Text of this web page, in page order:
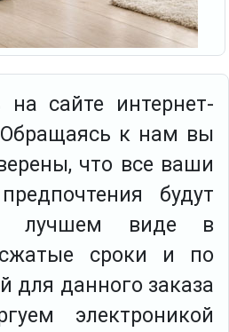
на сайте интернет-
к нам вы
что все ваши
будут
лучшем виде в
сроки и по
для данного заказа
электроникой